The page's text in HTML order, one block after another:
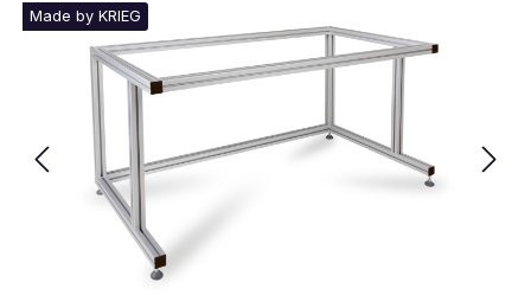
Made by KRIEG